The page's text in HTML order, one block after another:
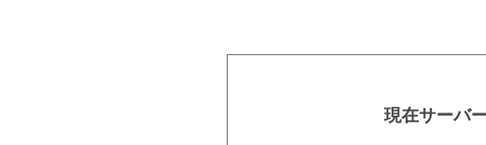
現在サーバ